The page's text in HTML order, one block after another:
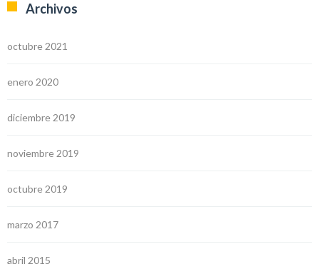
Archivos
octubre 2021
enero 2020
diciembre 2019
noviembre 2019
octubre 2019
marzo 2017
abril 2015